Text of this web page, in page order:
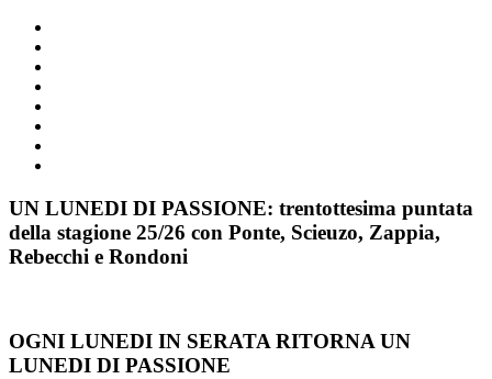
UN LUNEDI DI PASSIONE: trentottesima puntata
della stagione 25/26 con Ponte, Scieuzo, Zappia,
Rebecchi e Rondoni
OGNI LUNEDI IN SERATA RITORNA UN
LUNEDI DI PASSIONE